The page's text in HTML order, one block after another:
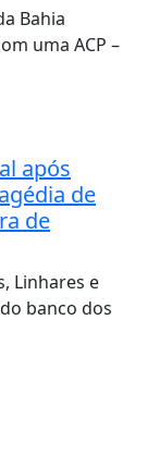
Bahia
uma ACP –
após
de
de
Linhares e
banco dos